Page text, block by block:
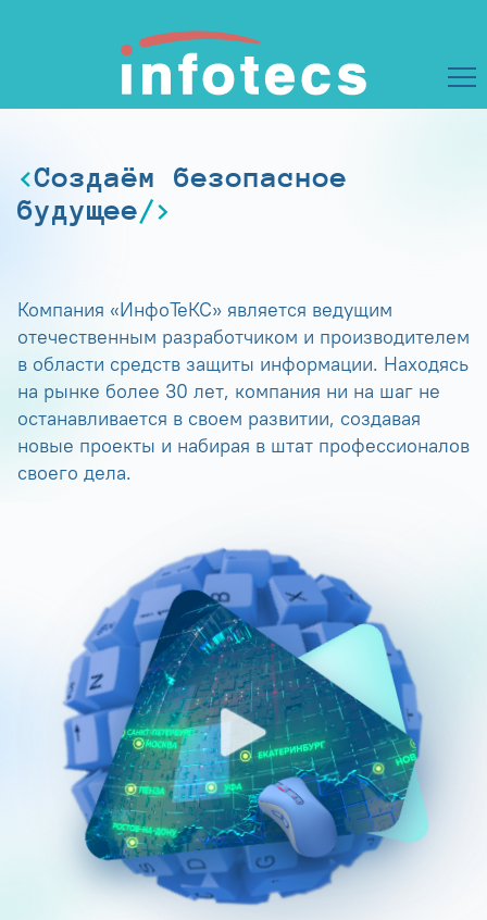
Создаём безопасное
будущее
Компания «ИнфоТеКС» является ведущим
отечественным разработчиком и производителем
в области средств защиты информации. Находясь
на рынке более 30 лет, компания ни на шаг не
останавливается в своем развитии, создавая
новые проекты и набирая в штат профессионалов
своего дела.